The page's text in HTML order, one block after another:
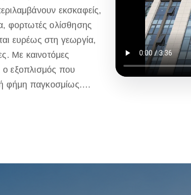
εκσκαφείς,
φορτωτές ολίσθησης
ευρέως στη γεωργία,
Με καινοτόμες
ο εξοπλισμός που
φήμη παγκοσμίως.
να
αποδοτικά και
πολλαπλούς